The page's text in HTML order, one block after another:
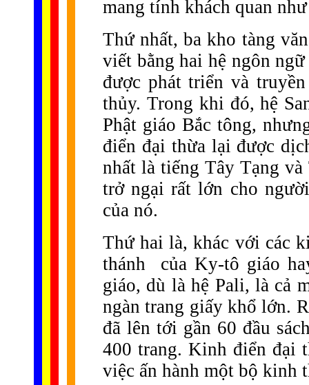
mang tính khách quan
Thứ nhất, ba kho tàng
viết bằng hai hệ ngôn
được phát triển và
thủy. Trong khi đó, hệ
Phật giáo Bắc tông,
điển đại thừa lại được
nhất là tiếng Tây Tạng
trở ngại rất lớn cho
của nó.
Thứ hai là, khác với các
thánh của Ky-tô giáo
giáo, dù là hệ Pali, là cả
ngàn trang giấy khổ lớn.
đã lên tới gần 60 đầu
400 trang. Kinh điển đại
việc ấn hành một bộ kinh